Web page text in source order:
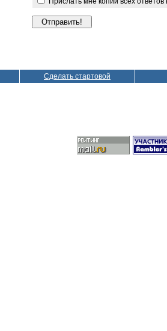
Сделать стартовой